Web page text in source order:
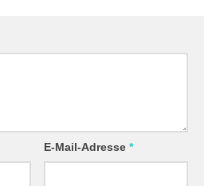
E-Mail-Adresse *